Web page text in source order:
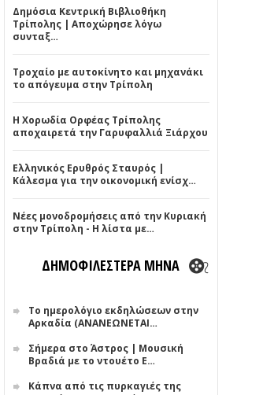
Δημόσια Κεντρική Βιβλιοθήκη
Τρίπολης | Αποχώρησε λόγω
συνταξ…
Τροχαίο με αυτοκίνητο και μηχανάκι
το απόγευμα στην Τρίπολη
Η Χορωδία Ορφέας Τρίπολης
αποχαιρετά την Γαρυφαλλιά Ξιάρχου
Ελληνικός Ερυθρός Σταυρός |
Κάλεσμα για την οικονομική ενίσχ…
Νέες μονοδρομήσεις από την Κυριακή
στην Τρίπολη - Η λίστα με…
ΔΗΜΟΦΙΛΕΣΤΕΡΑ ΜΗΝΑ
Το ημερολόγιο εκδηλώσεων στην
Αρκαδία (ΑΝΑΝΕΩΝΕΤΑΙ…
Σήμερα στο Άστρος | Μουσική
Βραδιά με το ντουέτο Ε…
Κάπνα από τις πυρκαγιές της